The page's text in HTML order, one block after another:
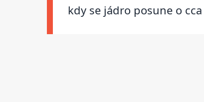
kdy se jádro posune o